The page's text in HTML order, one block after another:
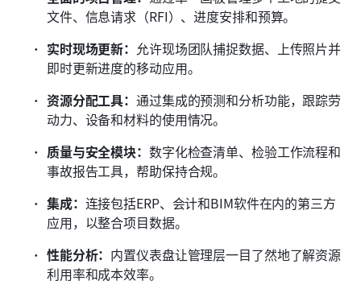
文件、信息请求（RFI）、进度安排和预算。
实时现场更新： 允许现场团队捕捉数据、上传照片并
即时更新进度的移动应用。
资源分配工具：通过集成的预测和分析功能，跟踪劳
动力、设备和材料的使用情况。
质量与安全模块： 数字化检查清单、检验工作流程和
事故报告工具，帮助保持合规。
集成： 连接包括ERP、会计和BIM软件在内的第三方
应用，以整合项目数据。
性能分析： 内置仪表盘让管理层一目了然地了解资源
利用率和成本效率。